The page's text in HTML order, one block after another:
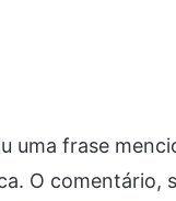
uma frase
O comentário,